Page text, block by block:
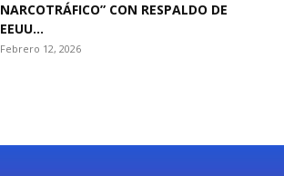
NARCOTRÁFICO” CON RESPALDO DE
EEUU...
Febrero 12, 2026